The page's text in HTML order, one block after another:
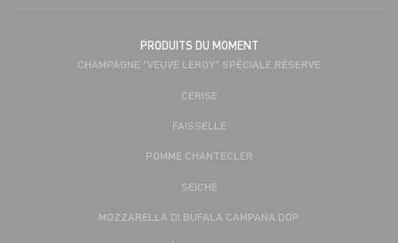
PRODUITS DU MOMENT
CHAMPAGNE "VEUVE LEROY" SPÉCIALE RÉSERVE
CERISE
FAISSELLE
POMME CHANTECLER
SEICHE
MOZZARELLA DI BUFALA CAMPANA DOP